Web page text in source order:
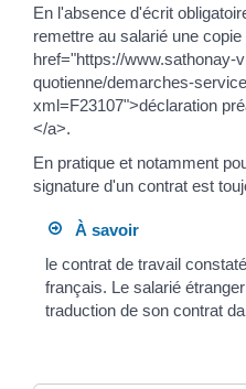
En l'absence d'écrit
remettre au salarié une copie
href="https://www.sathonay-
quotienne/demarches-
xml=F23107">déclaration
</a>.
En pratique et notamment
signature d'un contrat est
À savoir
le contrat de travail
français. Le salarié
traduction de son contrat